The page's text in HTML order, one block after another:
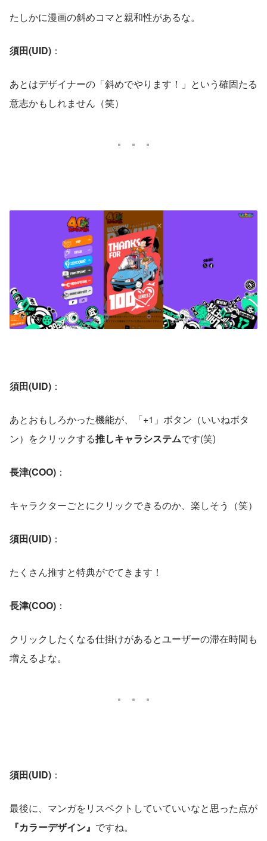
たしかに漫画の斜めコマと親和性があるな。
須田(UID) ：
あとはデザイナーの「斜めでやります！」という確固たる
意志かもしれません（笑）
須田(UID) ：
あとおもしろかった機能が、「+1」ボタン（いいねボタ
ン）をクリックする推しキャラシステムです(笑)
長津(COO) ：
キャラクターごとにクリックできるのか、楽しそう（笑）
須田(UID) ：
たくさん推すと特典がでてきます！
長津(COO) ：
クリックしたくなる仕掛けがあるとユーザーの滞在時間も
増えるよな。
須田(UID) ：
最後に、マンガをリスペクトしていていいなと思った点が
『カラーデザイン』 ですね。